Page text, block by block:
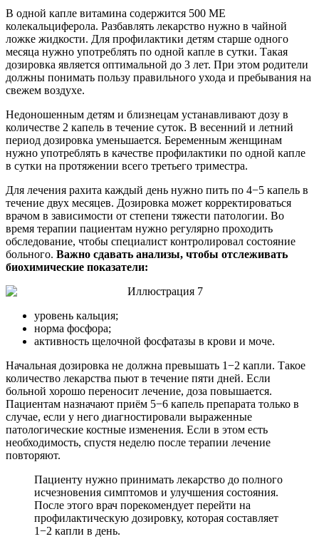
В одной капле витамина содержится 500 МЕ
колекальциферола. Разбавлять лекарство нужно в чайной
ложке жидкости. Для профилактики детям старше одного
месяца нужно употреблять по одной капле в сутки. Такая
дозировка является оптимальной до 3 лет. При этом родители
должны понимать пользу правильного ухода и пребывания на
свежем воздухе.
Недоношенным детям и близнецам устанавливают дозу в
количестве 2 капель в течение суток. В весенний и летний
период дозировка уменьшается. Беременным женщинам
нужно употреблять в качестве профилактики по одной капле
в сутки на протяжении всего третьего триместра.
Для лечения рахита каждый день нужно пить по 4−5 капель в
течение двух месяцев. Дозировка может корректироваться
врачом в зависимости от степени тяжести патологии. Во
время терапии пациентам нужно регулярно проходить
обследование, чтобы специалист контролировал состояние
больного. Важно сдавать анализы, чтобы отслеживать
биохимические показатели:
уровень кальция;
норма фосфора;
активность щелочной фосфатазы в крови и моче.
Начальная дозировка не должна превышать 1−2 капли. Такое
количество лекарства пьют в течение пяти дней. Если
больной хорошо переносит лечение, доза повышается.
Пациентам назначают приём 5−6 капель препарата только в
случае, если у него диагностировали выраженные
патологические костные изменения. Если в этом есть
необходимость, спустя неделю после терапии лечение
повторяют.
Пациенту нужно принимать лекарство до полного
исчезновения симптомов и улучшения состояния.
После этого врач порекомендует перейти на
профилактическую дозировку, которая составляет
1−2 капли в день.